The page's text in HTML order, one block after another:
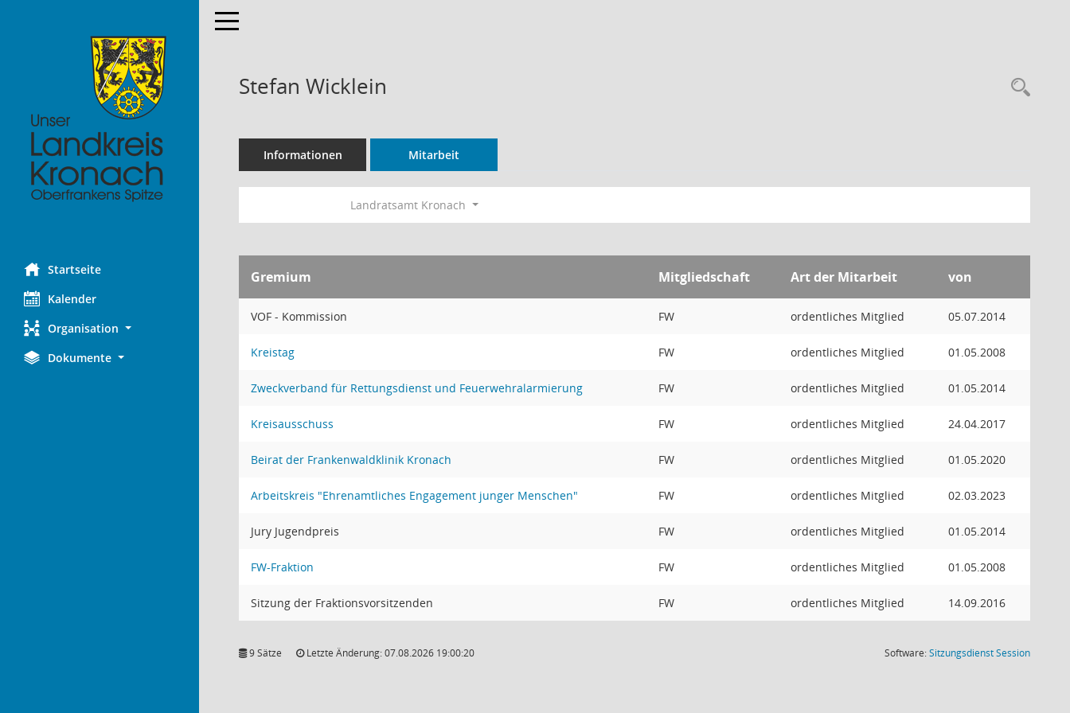
Startseite
Kalender
Organisation
Dokumente
Toggle navigation
Stefan Wicklein
Informationen Mitarbeit
Landratsamt Kronach
Gremium Mitgliedschaft Art der Mitarbeit von
VOF - Kommission FW ordentliches Mitglied 05.07.2014
Kreistag FW ordentliches Mitglied 01.05.2008
Zweckverband für Rettungsdienst und Feuerwehralarmierung FW ordentliches Mitglied 01.05.2014
Kreisausschuss FW ordentliches Mitglied 24.04.2017
Beirat der Frankenwaldklinik Kronach FW ordentliches Mitglied 01.05.2020
Arbeitskreis "Ehrenamtliches Engagement junger Menschen" FW ordentliches Mitglied 02.03.2023
Jury Jugendpreis FW ordentliches Mitglied 01.05.2014
FW-Fraktion FW ordentliches Mitglied 01.05.2008
Sitzung der Fraktionsvorsitzenden FW ordentliches Mitglied 14.09.2016
9 Sätze Letzte Änderung: 07.08.2026 19:00:20 Software:SitzungsdienstSession(Wird in